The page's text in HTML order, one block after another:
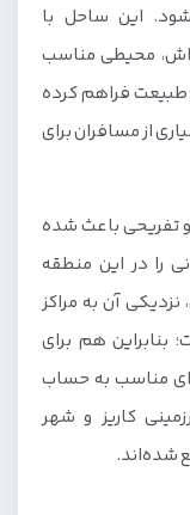
این ساحل با
محیطی مناسب
طبیعت فراهم کرده
از مسافران برای
و تفریحی باعث شده
را در این منطقه
آن به مراکز
هم برای
مناسب به حساب
کاریز و شهر
شده‌اند.